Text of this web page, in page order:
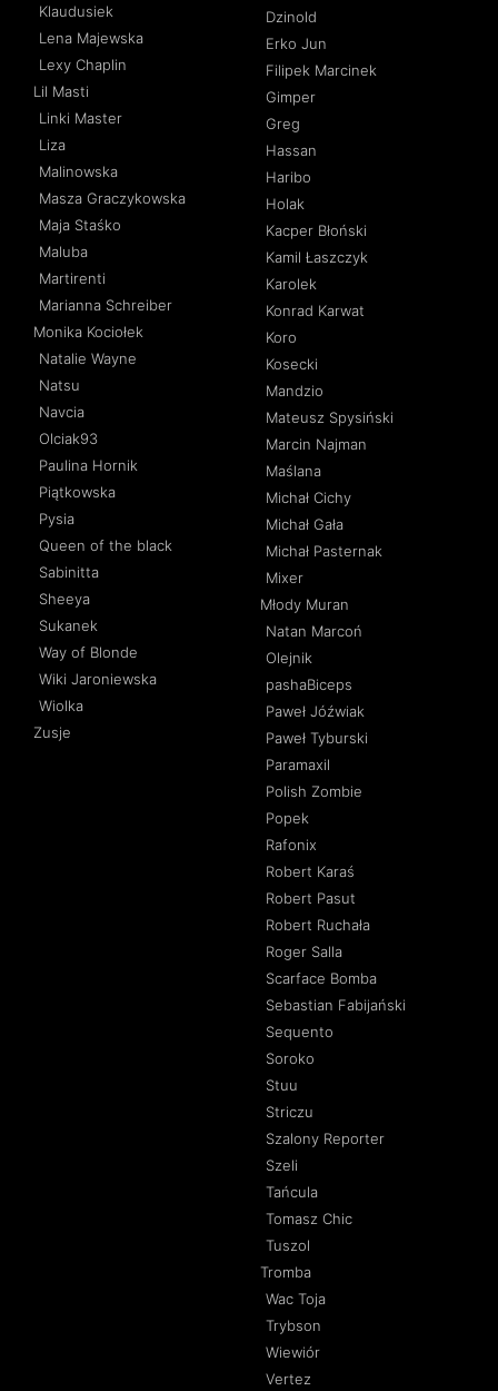
Klaudusiek
Lena Majewska
Lexy Chaplin
Lil Masti
Linki Master
Liza
Malinowska
Masza Graczykowska
Maja Staśko
Maluba
Martirenti
Marianna Schreiber
Monika Kociołek
Natalie Wayne
Natsu
Navcia
Olciak93
Paulina Hornik
Piątkowska
Pysia
Queen of the black
Sabinitta
Sheeya
Sukanek
Way of Blonde
Wiki Jaroniewska
Wiolka
Zusje
Dzinold
Erko Jun
Filipek Marcinek
Gimper
Greg
Hassan
Haribo
Holak
Kacper Błoński
Kamil Łaszczyk
Karolek
Konrad Karwat
Koro
Kosecki
Mandzio
Mateusz Spysiński
Marcin Najman
Maślana
Michał Cichy
Michał Gała
Michał Pasternak
Mixer
Młody Muran
Natan Marcoń
Olejnik
pashaBiceps
Paweł Jóźwiak
Paweł Tyburski
Paramaxil
Polish Zombie
Popek
Rafonix
Robert Karaś
Robert Pasut
Robert Ruchała
Roger Salla
Scarface Bomba
Sebastian Fabijański
Sequento
Soroko
Stuu
Striczu
Szalony Reporter
Szeli
Tańcula
Tomasz Chic
Tuszol
Tromba
Wac Toja
Trybson
Wiewiór
Vertez